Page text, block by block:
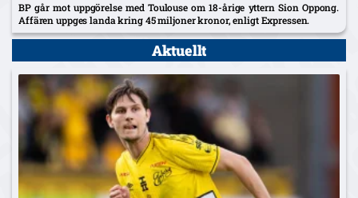
BP går mot uppgörelse med Toulouse om 18-årige yttern Sion Oppong.
Affären uppges landa kring 45 miljoner kronor, enligt Expressen.
Aktuellt